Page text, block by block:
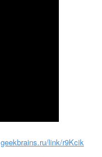
geekbrains.ru/link/r9Kcik